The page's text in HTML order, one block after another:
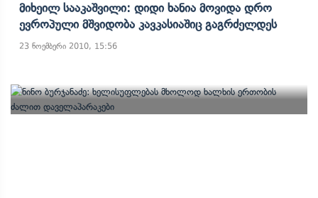
Მიხეილ Სააკაშვილი: Დიდი Ხანია Მოვიდა Დრო
Ევროპული Მშვიდობა Კავკასიაშიც Გაგრძელდეს
23 ნოემბერი 2010, 15:56